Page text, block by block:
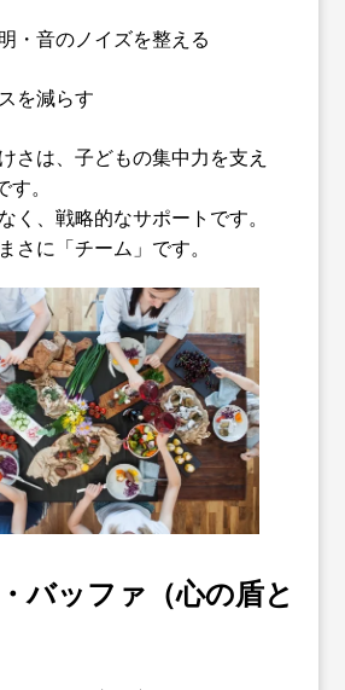
・音のノイズを整える
を減らす
さは、子どもの集中力を支え
。
く、戦略的なサポートです。
さに「チーム」です。
バッファ（心の盾と